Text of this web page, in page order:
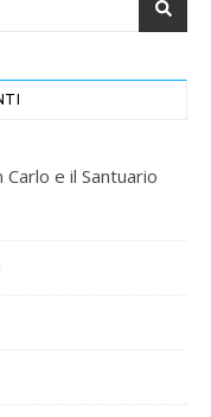
e il Santuario